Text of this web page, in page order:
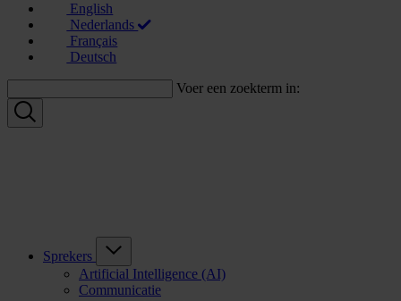
English
Nederlands
Français
Deutsch
Voer een zoekterm in:
Sprekers
Artificial Intelligence (AI)
Communicatie